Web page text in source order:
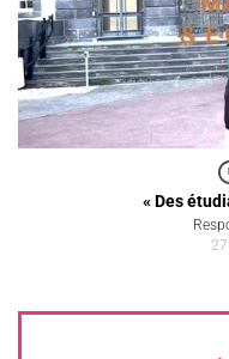
« Des